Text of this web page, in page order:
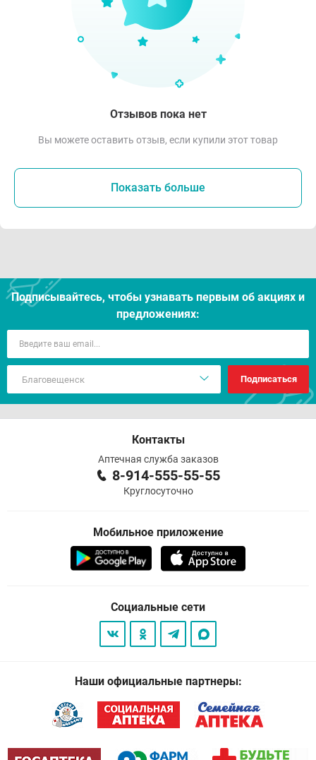
Отзывов пока нет
Вы можете оставить отзыв, если купили этот товар
Показать больше
Подписывайтесь, чтобы узнавать первым об акцияx и
предложениях:
Подписаться
Контакты
Аптечная служба заказов
8-914-555-55-55
Круглосуточно
Мобильное приложение
Социальные сети
Наши официальные партнеры: